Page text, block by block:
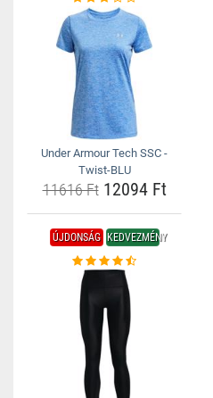
Under Armour Tech SSC -
Twist-BLU
11616 Ft12094 Ft
ÚJDONSÁG KEDVEZMÉNY